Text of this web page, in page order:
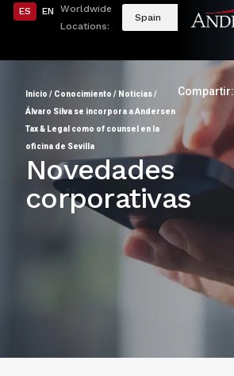
ES EN
Worldwide
Locations:
Spain
Inicio / Conocimiento / Noticias/
Álvaro Silva se incorpora a Andersen
Tax & Legal como of counsel en la
oficina de Sevilla
Compartir:
Novedades
corporativas